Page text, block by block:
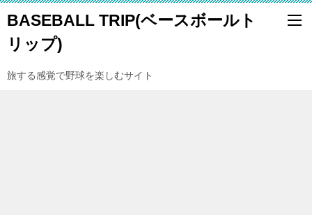
BASEBALL TRIP(ベースボールト
リップ)
旅する感覚で野球を楽しむサイト